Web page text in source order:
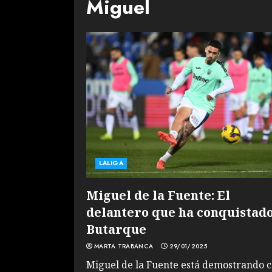
Miguel
LALIGA
Miguel de la Fuente: El
delantero que ha
Butarque
MARTA TRABANCA 29/01/2025
Miguel de la Fuente está demostrando